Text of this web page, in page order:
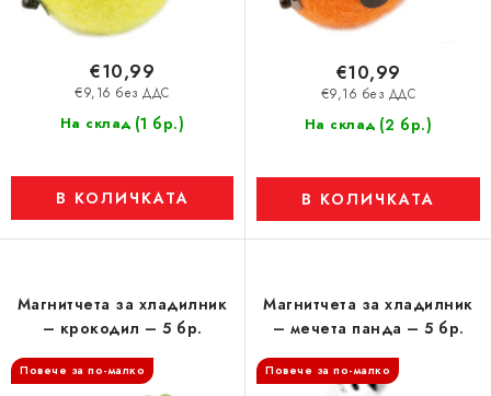
На склад (1 бр.)
€9,16 без ДДС
€10,99
В КОЛИЧКАТА
На склад (2 бр.)
€9,16 без ДДС
€10,99
В КОЛИЧКАТА
Магнитчета за хладилник
– крокодил – 5 бр.
Повече за по-малко
Магнитчета за хладилник
– мечета панда – 5 бр.
Повече за по-малко